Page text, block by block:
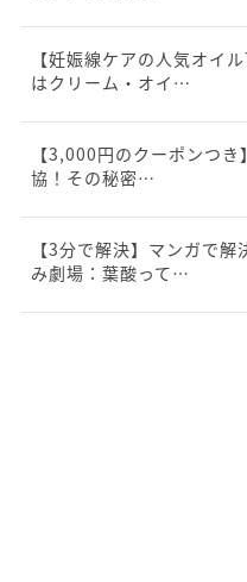
【妊娠線ケアの人気オイ
はクリーム・オイ…
【3,000円のクーポンつ
協！その秘密…
【3分で解決】マンガで
み劇場：葉酸って…